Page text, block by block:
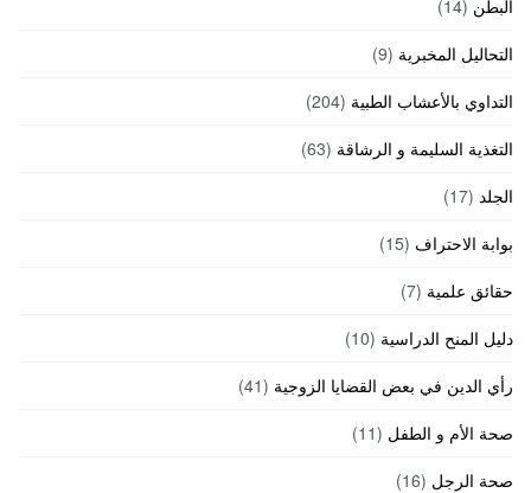
البطن (14)
التحاليل المخبرية (9)
التداوي بالأعشاب الطبية (204)
التغذية السليمة و الرشاقة (63)
الجلد (17)
بوابة الاحتراف (15)
حقائق علمية (7)
دليل المنح الدراسية (10)
رأي الدين في بعض القضايا الزوجية (41)
صحة الأم و الطفل (11)
صحة الرجل (16)